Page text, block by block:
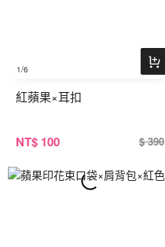
1/6
紅蘋果×耳扣
NT$ 100 $ 390